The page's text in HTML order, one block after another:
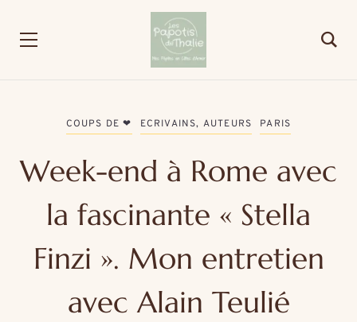
COUPS DE ❤ ECRIVAINS, AUTEURS PARIS
Week-end à Rome avec
la fascinante « Stella
Finzi ». Mon entretien
avec Alain Teulié